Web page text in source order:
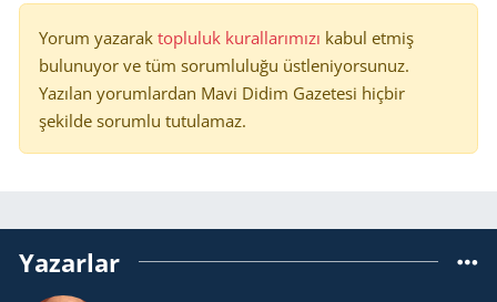
Yorum yazarak topluluk kurallarımızı kabul etmiş
bulunuyor ve tüm sorumluluğu üstleniyorsunuz.
Yazılan yorumlardan Mavi Didim Gazetesi hiçbir
şekilde sorumlu tutulamaz.
Yazarlar